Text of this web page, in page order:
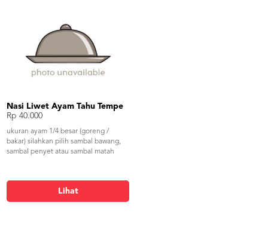
Nasi Liwet Ayam Tahu Tempe
Rp 40.000
ukuran ayam 1/4 besar (goreng /
bakar) silahkan pilih sambal bawang,
sambal penyet atau sambal matah
Lihat